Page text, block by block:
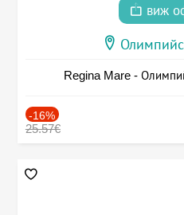
виж
Regina Mare -
-16%
25.57€